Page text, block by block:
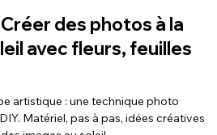
des photos à la
avec fleurs, feuilles